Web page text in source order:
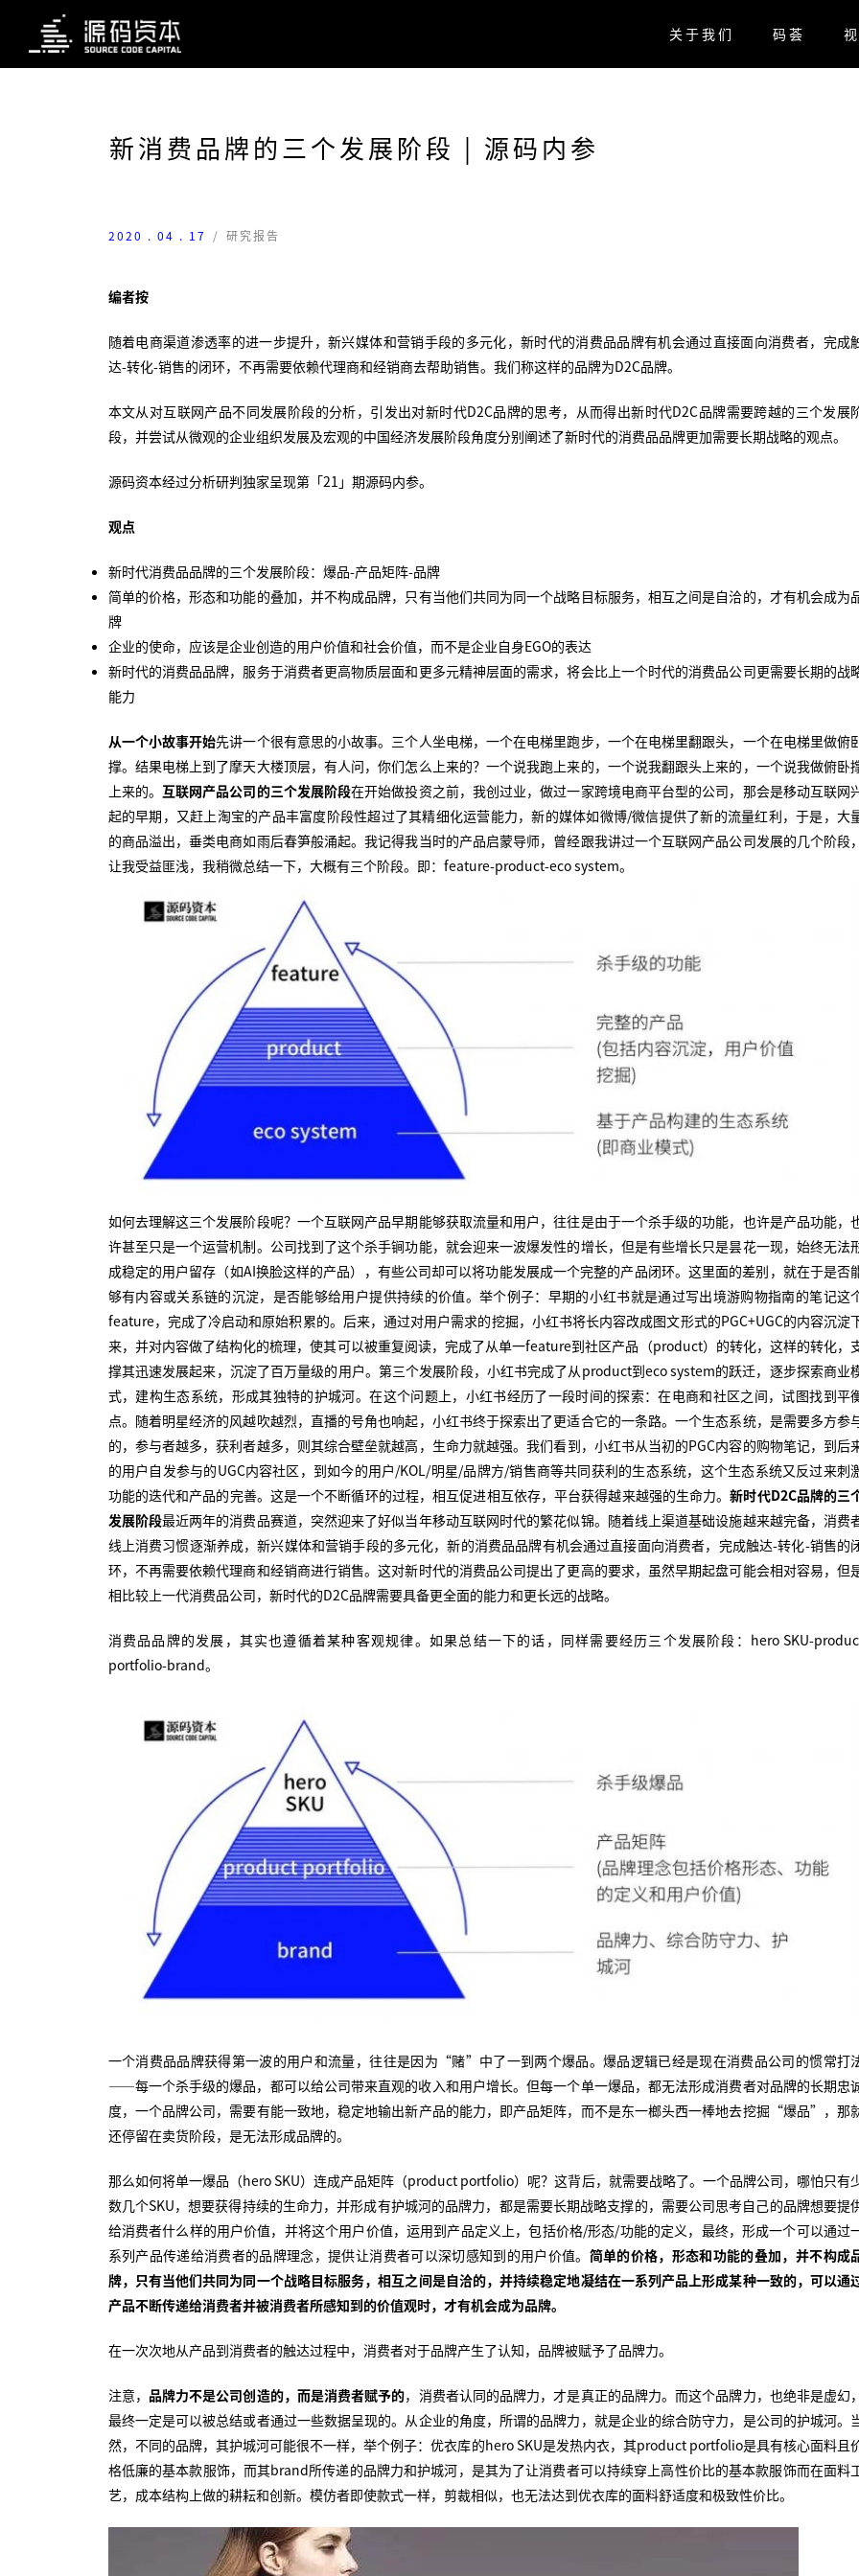
关于我们 码荟
新消费品牌的三个发展阶段 | 源码内参
2020 . 04 . 17 / 研究报告
编者按
随着电商渠道渗透率的进一步提升，新兴媒体和营销手段的多元化，新时代的消费品品牌有机会通过直接面向消费者，完成
达-转化-销售的闭环，不再需要依赖代理商和经销商去帮助销售。我们称这样的品牌为D2C品牌。
本文从对互联网产品不同发展阶段的分析，引发出对新时代D2C品牌的思考，从而得出新时代D2C品牌需要跨越的三个发展
段，并尝试从微观的企业组织发展及宏观的中国经济发展阶段角度分别阐述了新时代的消费品品牌更加需要长期战略的观点。
源码资本经过分析研判独家呈现第「21」期源码内参。
观点
新时代消费品品牌的三个发展阶段：爆品-产品矩阵-品牌
简单的价格，形态和功能的叠加，并不构成品牌，只有当他们共同为同一个战略目标服务，相互之间是自洽的，才有机会成为
牌
企业的使命，应该是企业创造的用户价值和社会价值，而不是企业自身EGO的表达
新时代的消费品品牌，服务于消费者更高物质层面和更多元精神层面的需求，将会比上一个时代的消费品公司更需要长期的战
能力
从一个小故事开始先讲一个很有意思的小故事。三个人坐电梯，一个在电梯里跑步，一个在电梯里翻跟头，一个在电梯里做俯
撑。结果电梯上到了摩天大楼顶层，有人问，你们怎么上来的？一个说我跑上来的，一个说我翻跟头上来的，一个说我做俯卧
上来的。 互联网产品公司的三个发展阶段在开始做投资之前，我创过业，做过一家跨境电商平台型的公司，那会是移动互联网
起的早期，又赶上淘宝的产品丰富度阶段性超过了其精细化运营能力，新的媒体如微博/微信提供了新的流量红利，于是，大
的商品溢出，垂类电商如雨后春笋般涌起。我记得我当时的产品启蒙导师，曾经跟我讲过一个互联网产品公司发展的几个阶段，
让我受益匪浅，我稍微总结一下，大概有三个阶段。即：feature-product-eco system。
如何去理解这三个发展阶段呢？一个互联网产品早期能够获取流量和用户，往往是由于一个杀手级的功能，也许是产品功能，
许甚至只是一个运营机制。公司找到了这个杀手锏功能，就会迎来一波爆发性的增长，但是有些增长只是昙花一现，始终无法
成稳定的用户留存（如AI换脸这样的产品），有些公司却可以将功能发展成一个完整的产品闭环。这里面的差别，就在于是否
够有内容或关系链的沉淀，是否能够给用户提供持续的价值。举个例子：早期的小红书就是通过写出境游购物指南的笔记这
feature，完成了冷启动和原始积累的。后来，通过对用户需求的挖掘，小红书将长内容改成图文形式的PGC+UGC的内容沉淀
来，并对内容做了结构化的梳理，使其可以被重复阅读，完成了从单一feature到社区产品（product）的转化，这样的转化，
撑其迅速发展起来，沉淀了百万量级的用户。第三个发展阶段，小红书完成了从product到eco system的跃迁，逐步探索商业
式，建构生态系统，形成其独特的护城河。在这个问题上，小红书经历了一段时间的探索：在电商和社区之间，试图找到平
点。随着明星经济的风越吹越烈，直播的号角也响起，小红书终于探索出了更适合它的一条路。一个生态系统，是需要多方参
的，参与者越多，获利者越多，则其综合壁垒就越高，生命力就越强。我们看到，小红书从当初的PGC内容的购物笔记，到后
的用户自发参与的UGC内容社区，到如今的用户/KOL/明星/品牌方/销售商等共同获利的生态系统，这个生态系统又反过来刺
功能的迭代和产品的完善。这是一个不断循环的过程，相互促进相互依存，平台获得越来越强的生命力。新时代D2C品牌的三
发展阶段最近两年的消费品赛道，突然迎来了好似当年移动互联网时代的繁花似锦。随着线上渠道基础设施越来越完备，消费
线上消费习惯逐渐养成，新兴媒体和营销手段的多元化，新的消费品品牌有机会通过直接面向消费者，完成触达-转化-销售的
环，不再需要依赖代理商和经销商进行销售。这对新时代的消费品公司提出了更高的要求，虽然早期起盘可能会相对容易，但
相比较上一代消费品公司，新时代的D2C品牌需要具备更全面的能力和更长远的战略。
消费品品牌的发展，其实也遵循着某种客观规律。如果总结一下的话，同样需要经历三个发展阶段：hero SKU-
portfolio-brand。
一个消费品品牌获得第一波的用户和流量，往往是因为“赌”中了一到两个爆品。爆品逻辑已经是现在消费品公司的惯常打
——每一个杀手级的爆品，都可以给公司带来直观的收入和用户增长。但每一个单一爆品，都无法形成消费者对品牌的长期忠
度，一个品牌公司，需要有能一致地，稳定地输出新产品的能力，即产品矩阵，而不是东一榔头西一棒地去挖掘“爆品”，那
还停留在卖货阶段，是无法形成品牌的。
那么如何将单一爆品（hero SKU）连成产品矩阵（product portfolio）呢？这背后，就需要战略了。一个品牌公司，哪怕只有
数几个SKU，想要获得持续的生命力，并形成有护城河的品牌力，都是需要长期战略支撑的，需要公司思考自己的品牌想要提
给消费者什么样的用户价值，并将这个用户价值，运用到产品定义上，包括价格/形态/功能的定义，最终，形成一个可以通过
系列产品传递给消费者的品牌理念，提供让消费者可以深切感知到的用户价值。 简单的价格，形态和功能的叠加，并不构成
牌，只有当他们共同为同一个战略目标服务，相互之间是自洽的，并持续稳定地凝结在一系列产品上形成某种一致的，可以通
产品不断传递给消费者并被消费者所感知到的价值观时，才有机会成为品牌。
在一次次地从产品到消费者的触达过程中，消费者对于品牌产生了认知，品牌被赋予了品牌力。
注意， 品牌力不是公司创造的，而是消费者赋予的，消费者认同的品牌力，才是真正的品牌力。而这个品牌力，也绝非是虚幻，
最终一定是可以被总结或者通过一些数据呈现的。从企业的角度，所谓的品牌力，就是企业的综合防守力，是公司的护城河。
然，不同的品牌，其护城河可能很不一样，举个例子：优衣库的hero SKU是发热内衣，其product portfolio是具有核心面料且
格低廉的基本款服饰，而其brand所传递的品牌力和护城河，是其为了让消费者可以持续穿上高性价比的基本款服饰而在面料
艺，成本结构上做的耕耘和创新。模仿者即使款式一样，剪裁相似，也无法达到优衣库的面料舒适度和极致性价比。